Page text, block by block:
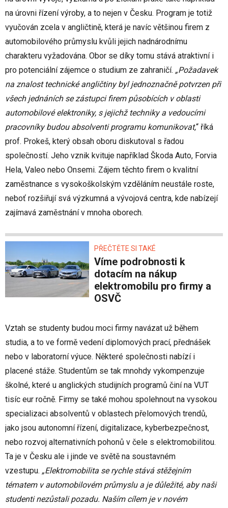
na úrovni řízení výroby, a to nejen v Česku. Program je totiž
vyučován zcela v angličtině, která je navíc většinou firem z
automobilového průmyslu kvůli jejich nadnárodnímu
charakteru vyžadována. Obor se díky tomu stává atraktivní i
pro potenciální zájemce o studium ze zahraničí. „Požadavek
na znalost technické angličtiny byl jednoznačně potvrzen při
všech jednáních se zástupci firem působících v oblasti
automobilové elektroniky, s jejichž techniky a vedoucími
pracovníky budou absolventi programu komunikovat,“ říká
prof. Prokeš, který obsah oboru diskutoval s řadou
společností. Jeho vznik kvituje například Škoda Auto, Forvia
Hela, Valeo nebo Onsemi. Zájem těchto firem o kvalitní
zaměstnance s vysokoškolským vzděláním neustále roste,
neboť rozšiřují svá výzkumná a vývojová centra, kde nabízejí
zajímavá zaměstnání v mnoha oborech.
PŘEČTĚTE SI TAKÉ
Víme podrobnosti k
dotacím na nákup
elektromobilu pro firmy a
OSVČ
Vztah se studenty budou moci firmy navázat už během
studia, a to ve formě vedení diplomových prací, přednášek
nebo v laboratorní výuce. Některé společnosti nabízí i
placené stáže. Studentům se tak mnohdy vykompenzuje
školné, které u anglických studijních programů činí na VUT
tisíc eur ročně. Firmy se také mohou spolehnout na vysokou
specializaci absolventů v oblastech přelomových trendů,
jako jsou autonomní řízení, digitalizace, kyberbezpečnost,
nebo rozvoj alternativních pohonů v čele s elektromobilitou.
Ta je v Česku ale i jinde ve světě na soustavném
vzestupu. „Elektromobilita se rychle stává stěžejním
tématem v automobilovém průmyslu a je důležité, aby naši
studenti nezůstali pozadu. Naším cílem je v novém